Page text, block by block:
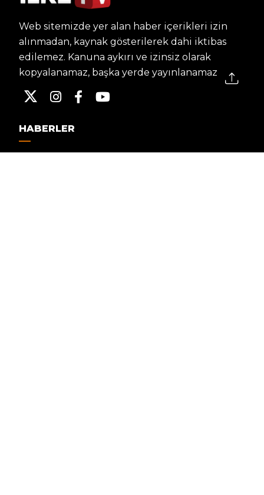
Web sitemizde yer alan haber içerikleri izin
alınmadan, kaynak gösterilerek dahi iktibas
edilemez. Kanuna aykırı ve izinsiz olarak
kopyalanamaz, başka yerde yayınlanamaz.
HABERLER